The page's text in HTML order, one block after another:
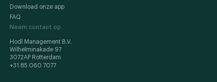
Download onze app
FAQ
Neem contact op
Hodl Management B.V.
Wilhelminakade 97
3072AP Rotterdam
+31 85 060 7077